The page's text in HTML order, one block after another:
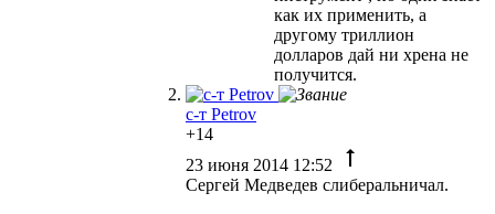
как их применить, а
другому триллион
долларов дай ни хрена не
получится.
с-т Petrov
+14
23 июня 2014 12:52
Сергей Медведев слиберальничал.